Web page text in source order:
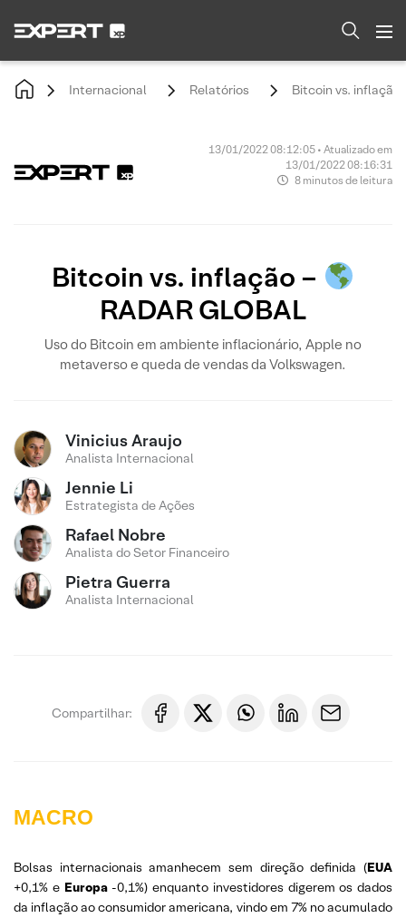
Internacional Relatórios Bitcoin vs. inflação
13/01/2022 08:12:05 • Atualizado em
13/01/2022 08:16:31
8 minutos de leitura
Bitcoin vs. inflação –
RADAR GLOBAL
Uso do Bitcoin em ambiente inflacionário, Apple no
metaverso e queda de vendas da Volkswagen.
Vinicius Araujo
Analista Internacional
Jennie Li
Estrategista de Ações
Rafael Nobre
Analista do Setor Financeiro
Pietra Guerra
Analista Internacional
Compartilhar:
MACRO
Bolsas internacionais amanhecem sem direção definida (EUA
+0,1% e Europa -0,1%) enquanto investidores digerem os dados
da inflação ao consumidor americana, vindo em 7% no acumulado